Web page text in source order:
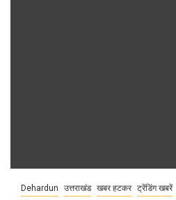
Dehardun उत्तराखंड खबर हटकर ट्रेंडिंग खबरें